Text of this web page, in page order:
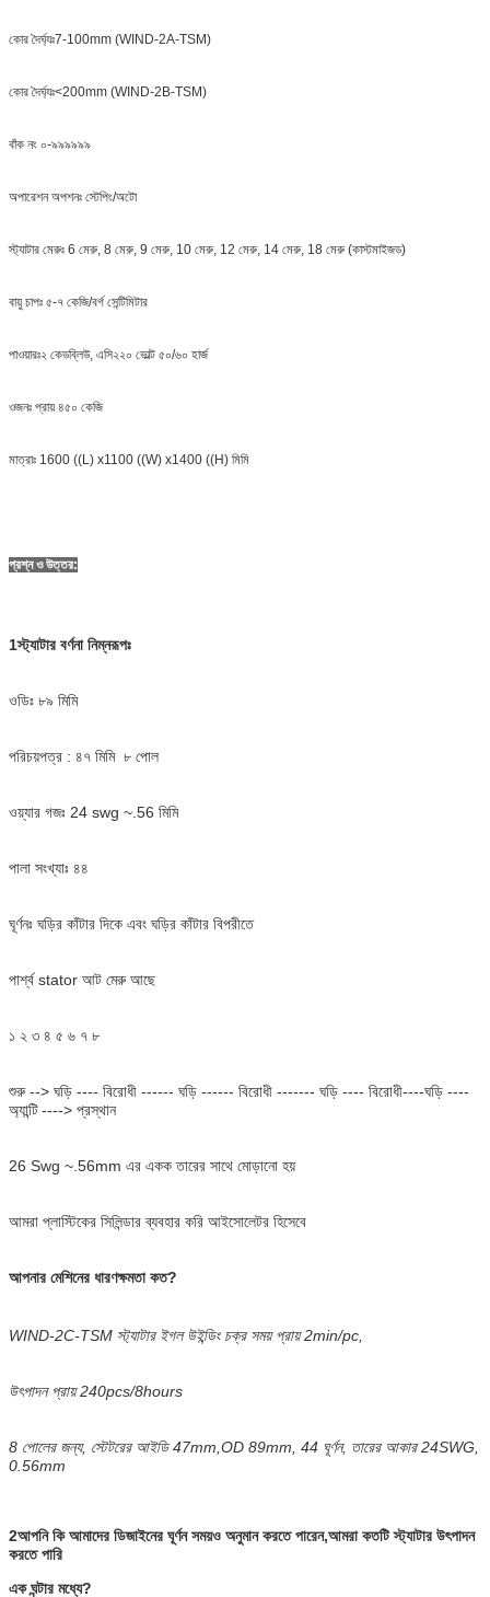
কোর দৈর্ঘ্যঃ7-100mm (WIND-2A-TSM)
কোর দৈর্ঘ্যঃ<200mm (WIND-2B-TSM)
বাঁক নং ০-৯৯৯৯৯৯
অপারেশন অপশনঃ স্টেপিং/অটো
স্ট্যাটার মেরুঃ 6 মেরু, 8 মেরু, 9 মেরু, 10 মেরু, 12 মেরু, 14 মেরু, 18 মেরু (কাস্টমাইজড)
বায়ু চাপঃ ৫-৭ কেজি/বর্গ সেন্টিমিটার
পাওয়ারঃ২ কেডব্লিউ, এসি২২০ ভোল্ট ৫০/৬০ হার্জ
ওজনঃ প্রায় ৪৫০ কেজি
মাত্রাঃ 1600 ((L) x1100 ((W) x1400 ((H) মিমি
প্রশ্ন ও উত্তর:
1স্ট্যাটার বর্ণনা নিম্নরূপঃ
ওডিঃ ৮৯ মিমি
পরিচয়পত্র : ৪৭ মিমি ৮ পোল
ওয়্যার গজঃ 24 swg ~.56 মিমি
পালা সংখ্যাঃ ৪৪
ঘূর্ণনঃ ঘড়ির কাঁটার দিকে এবং ঘড়ির কাঁটার বিপরীতে
পার্শ্ব stator আট মেরু আছে
১ ২ ৩ ৪ ৫ ৬ ৭ ৮
শুরু --> ঘড়ি ---- বিরোধী ------ ঘড়ি ------ বিরোধী ------- ঘড়ি ---- বিরোধী----ঘড়ি ----
অ্যান্টি----> প্রস্থান
26 Swg ~.56mm এর একক তারের সাথে মোড়ানো হয়
আমরা প্লাস্টিকের সিলিন্ডার ব্যবহার করি আইসোলেটর হিসেবে
আপনার মেশিনের ধারণক্ষমতা কত?
WIND-2C-TSM স্ট্যাটার ইগল উইন্ডিং চক্র সময় প্রায় 2min/pc,
উৎপাদন প্রায় 240pcs/8hours
8 পোলের জন্য, স্টেটরের আইডি 47mm,OD 89mm, 44 ঘূর্ণন, তারের আকার 24SWG,
0.56mm
2আপনি কি আমাদের ডিজাইনের ঘূর্ণন সময়ও অনুমান করতে পারেন,আমরা কতটি স্ট্যাটার উৎপাদন
করতে পারি
এক ঘন্টার মধ্যে?